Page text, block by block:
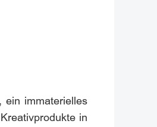
ein immaterielles
in